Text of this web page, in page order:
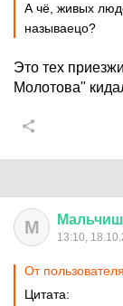
А чё, живых
называецо?
Это тех
Молотова"
М 13:10,
От пользователя
Цитата: